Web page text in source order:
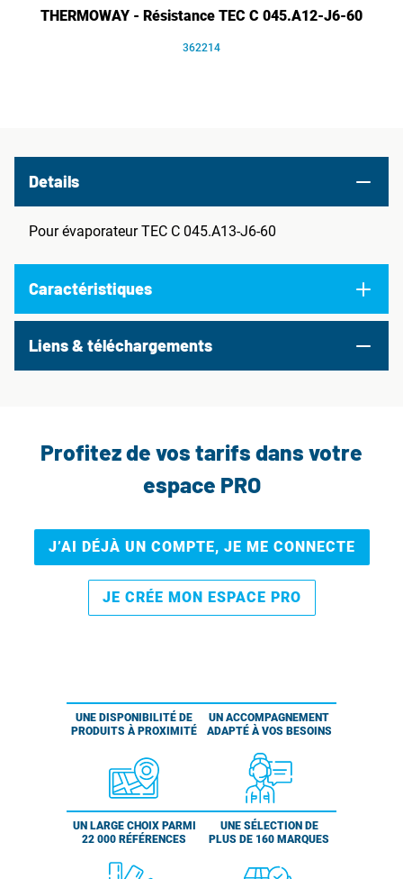
THERMOWAY - Résistance TEC C 045.A12-J6-60
362214
Details
Pour évaporateur TEC C 045.A13-J6-60
Caractéristiques
Liens & téléchargements
Profitez de vos tarifs dans votre
espace PRO
J’AI DÉJÀ UN COMPTE, JE ME CONNECTE
JE CRÉE MON ESPACE PRO
UNE DISPONIBILITÉ DE
PRODUITS À PROXIMITÉ
UN ACCOMPAGNEMENT
ADAPTÉ À VOS BESOINS
UN LARGE CHOIX PARMI
22 000 RÉFÉRENCES
UNE SÉLECTION DE
PLUS DE 160 MARQUES